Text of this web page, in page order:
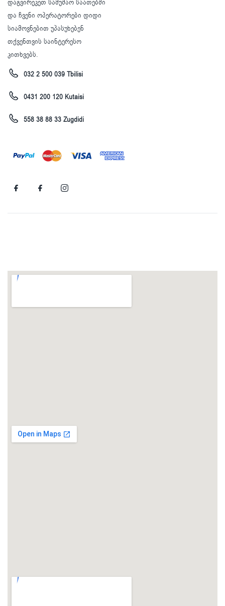
დაგვირეკეთ სამუშაო საათებში
და ჩვენი ოპერატორები დიდი
სიამოვნებით უპასუხებენ
თქვენთვის საინტერესო
კითხვებს.
032 2 500 039 Tbilisi
0431 200 120 Kutaisi
558 38 88 33 Zugdidi